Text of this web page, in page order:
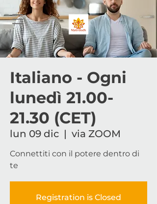
Italiano - Ogni
lunedì 21.00-
21.30 (CET)
lun 09 dic
  |
via ZOOM
Connettiti con il potere dentro di
te
Registration is Closed